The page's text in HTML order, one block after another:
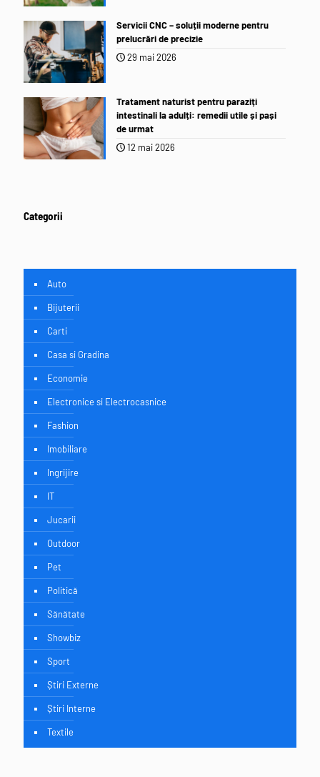
Servicii CNC – soluții moderne pentru
prelucrări de precizie
29 mai 2026
Tratament naturist pentru paraziți
intestinali la adulți: remedii utile și pași
de urmat
12 mai 2026
Categorii
Auto
Bijuterii
Carti
Casa si Gradina
Economie
Electronice si Electrocasnice
Fashion
Imobiliare
Ingrijire
IT
Jucarii
Outdoor
Pet
Politică
Sănătate
Showbiz
Sport
Știri Externe
Știri Interne
Textile